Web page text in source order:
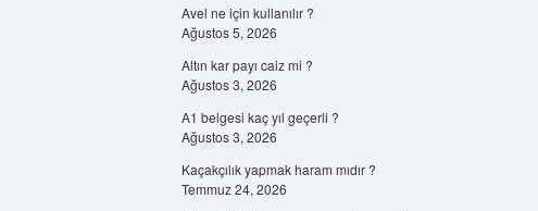
Avel ne için kullanılır ?
Ağustos 5, 2026
Altın kar payı caiz mi ?
Ağustos 3, 2026
A1 belgesi kaç yıl geçerli ?
Ağustos 3, 2026
Kaçakçılık yapmak haram mıdır ?
Temmuz 24, 2026